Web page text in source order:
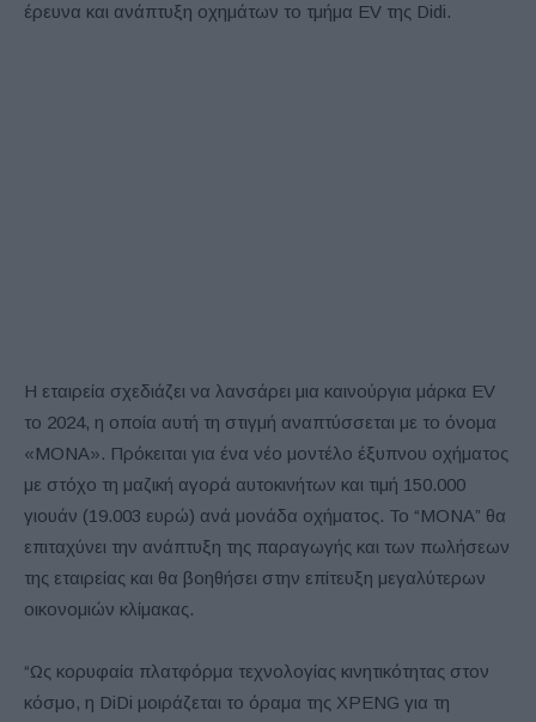
έρευνα και ανάπτυξη οχημάτων το τμήμα EV της Didi.
Η εταιρεία σχεδιάζει να λανσάρει μια καινούργια μάρκα EV
το 2024, η οποία αυτή τη στιγμή αναπτύσσεται με το όνομα
«MONA». Πρόκειται για ένα νέο μοντέλο έξυπνου οχήματος
με στόχο τη μαζική αγορά αυτοκινήτων και τιμή 150.000
γιουάν (19.003 ευρώ) ανά μονάδα οχήματος. Το “MONA” θα
επιταχύνει την ανάπτυξη της παραγωγής και των πωλήσεων
της εταιρείας και θα βοηθήσει στην επίτευξη μεγαλύτερων
οικονομιών κλίμακας.
“Ως κορυφαία πλατφόρμα τεχνολογίας κινητικότητας στον
κόσμο, η DiDi μοιράζεται το όραμα της XPENG για τη